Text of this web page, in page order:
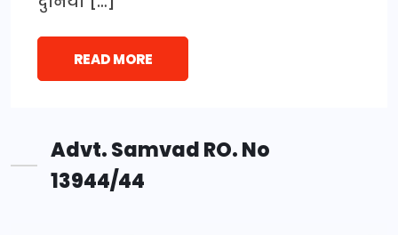
READ MORE
Advt. Samvad RO. No
13944/44